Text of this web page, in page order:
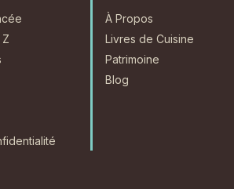
À Propos
Livres de Cuisine
Patrimoine
Blog